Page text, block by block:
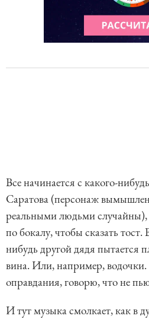
Все начинается с какого-
Саратова (персонаж
реальными людьми
по бокалу, чтобы сказать
нибудь другой дядя пытается
вина. Или, например,
оправдания, говорю, что не
И тут музыка смолкает, как в